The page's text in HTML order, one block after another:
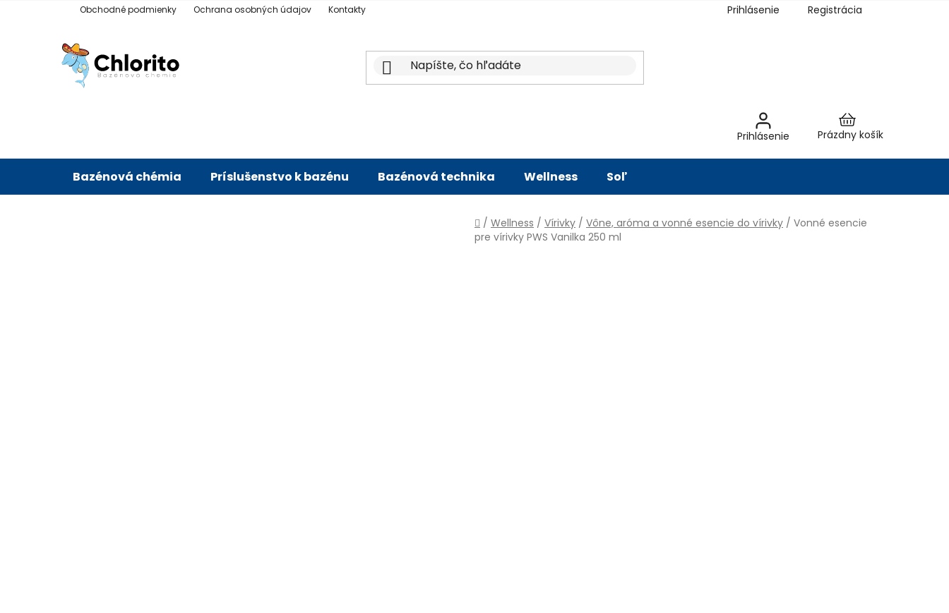
Obchodné podmienky Ochrana osobných údajov Kontakty Prihlásenie Registrácia
Prihlásenie
Nákupný
Prázdny košík
Bazénová chémia Príslušenstvo k bazénu Bazénová technika Wellness Soľ
Domov
/ Wellness / Vírivky / Vône, aróma a vonné esencie do vírivky / Vonné esencie
pre vírivky PWS Vanilka 250 ml